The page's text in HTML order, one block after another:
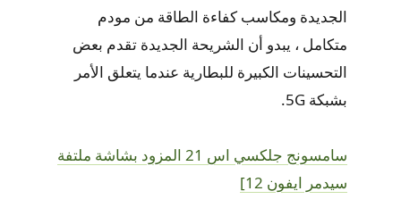
الجديدة ومكاسب كفاءة الطاقة من مودم
متكامل ، يبدو أن الشريحة الجديدة تقدم بعض
التحسينات الكبيرة للبطارية عندما يتعلق الأمر
بشبكة 5G.
سامسونج جلكسي اس 21 المزود بشاشة ملتفة
سيدمر ايفون 12]